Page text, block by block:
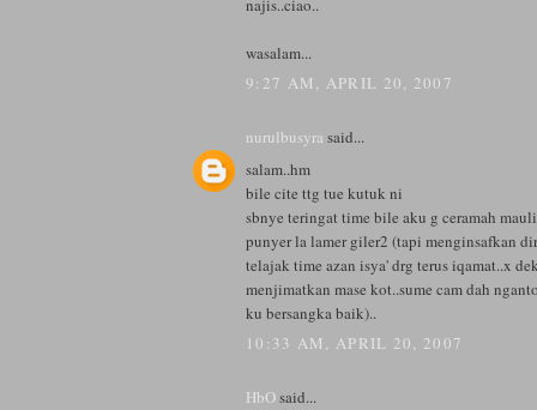
najis..ciao..
wasalam...
9:27 AM, APRIL 20, 2007
nurulbusyra said...
salam..hm
bile cite ttg tue kutuk ni
sbnye teringat time bile aku g ceramah
punyer la lamer giler2 (tapi menginsafkan
telajak time azan isya' drg terus iqamat..x
menjimatkan mase kot..sume cam dah
ku bersangka baik)..
10:33 AM, APRIL 20, 2007
HbOsaid...